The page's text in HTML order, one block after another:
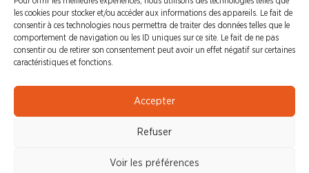
les cookies pour stocker et/ou accéder aux informations des appareils. Le fait de
consentir à ces technologies nous permettra de traiter des données telles que le
comportement de navigation ou les ID uniques sur ce site. Le fait de ne pas
consentir ou de retirer son consentement peut avoir un effet négatif sur certaines
caractéristiques et fonctions.
Accepter
Refuser
Voir les préférences
CFDT Cadres
CFDT Retraités
L'UFFA
PRESSE
Communiqué de Presse
Revue de Presse